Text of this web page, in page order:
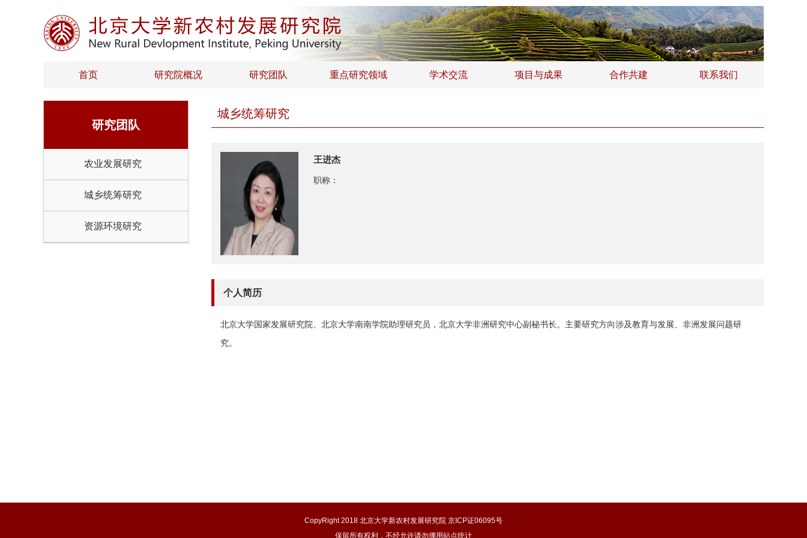
首页 研究院概况 研究团队 重点研究领域 学术交流 项目与成果 合作共建 联系我们
研究团队
农业发展研究
城乡统筹研究
资源环境研究
城乡统筹研究
王进杰
职称：
个人简历
北京大学国家发展研究院、北京大学南南学院助理研究员，北京大学非洲研究中心副秘书长。主要研究方向涉及教育与发展、非洲发展问题研
究。
CopyRight 2018 北京大学新农村发展研究院 京ICP证06095号
保留所有权利，不经允许请勿挪用站点统计